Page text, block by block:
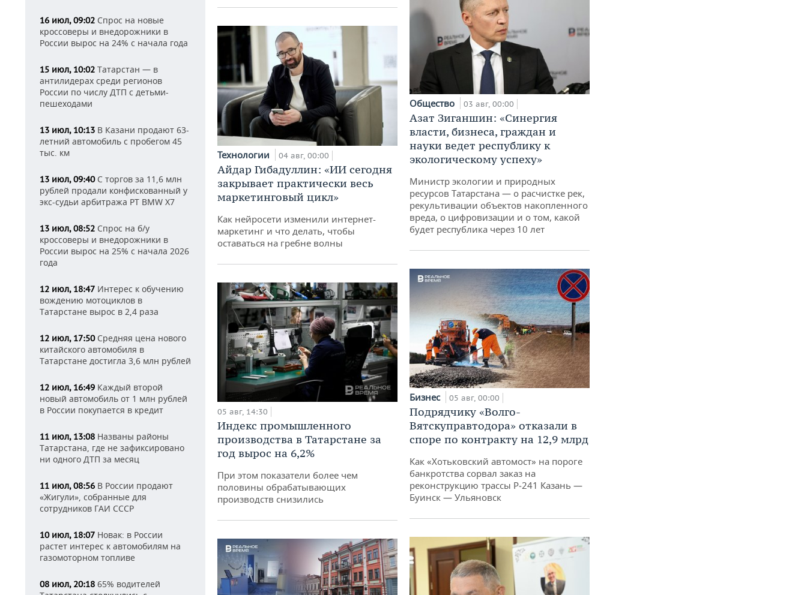
16 июл, 09:02 Спрос на новые
кроссоверы и внедорожники в
России вырос на 24% с начала года
15 июл, 10:02 Татарстан — в
антилидерах среди регионов
России по числу ДТП с детьми-
пешеходами
13 июл, 10:13 В Казани продают 63-
летний автомобиль с пробегом 45
тыс. км
13 июл, 09:40С торгов за 11,6 млн
рублей продали конфискованный у
экс-судьи арбитража РТ BMW X7
13 июл, 08:52 Спрос на б/у
кроссоверы и внедорожники в
России вырос на 25% с начала 2026
года
12 июл, 18:47 Интерес к обучению
вождению мотоциклов в
Татарстане вырос в 2,4 раза
12 июл, 17:50Средняя цена нового
китайского автомобиля в
Татарстане достигла 3,6 млн рублей
12 июл, 16:49 Каждый второй
новый автомобиль от 1 млн рублей
в России покупается в кредит
11 июл, 13:08 Названы районы
Татарстана, где не зафиксировано
ни одного ДТП за месяц
11 июл, 08:56 В России продают
«Жигули», собранные для
сотрудников ГАИ СССР
10 июл, 18:07 Новак: в России
растет интерес к автомобилям на
газомоторном топливе
08 июл, 20:18 65% водителей
Технологии 04 авг, 00:00
Айдар Гибадуллин: «ИИ сегодня
закрывает практически весь
маркетинговый цикл»
Как нейросети изменили интернет-
маркетинг и что делать, чтобы
оставаться на гребне волны
05 авг, 14:30
Индекс промышленного
производства в Татарстане за
год вырос на 6,2%
При этом показатели более чем
половины обрабатывающих
производств снизились
Общество 03 авг, 00:00
Азат Зиганшин: «Синергия
власти, бизнеса, граждан и
науки ведет республику к
экологическому успеху»
Министр экологии и природных
ресурсов Татарстана — о расчистке рек,
рекультивации объектов накопленного
вреда, о цифровизации и о том, какой
будет республика через 10 лет
Бизнес 05 авг, 00:00
Подрядчику «Волго-
Вятскуправтодора» отказали в
споре по контракту на 12,9 млрд
Как «Хотьковский автомост» на пороге
банкротства сорвал заказ на
реконструкцию трассы Р‑241 Казань —
Буинск — Ульяновск